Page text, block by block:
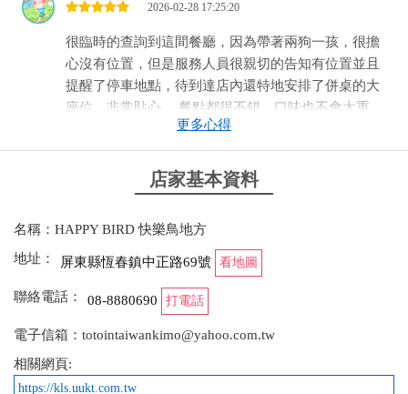
2026-02-28 17:25:20
很臨時的查詢到這間餐廳，因為帶著兩狗一孩，很擔
心沒有位置，但是服務人員很親切的告知有位置並且
提醒了停車地點，待到達店內還特地安排了併桌的大
座位，非常貼心。 餐點都很不錯，口味也不會太重，
小朋友吃也很適合，過程中服務人員都很親切，還推
薦我們合適的景點，非常非常推薦有寵物有小孩的遊
客來訪。還有寵物餐很好吃，小孩跟大人都偷吃好幾
2025-12-23 19:29:59
為只是好拍，沒想到餐點更是令人驚艷！特別推薦本
月主廚推薦「巴薩醋野菇蜜糖鴨胸義大利麵」肉質紮
實多汁，每一口都能感受到主廚的用心。老宅改建的
更多心得
店家基本資料
名稱：HAPPY BIRD 快樂鳥地方
地址：
屏東縣恆春鎮中正路69號 看地圖
聯絡電話： 08-8880690 打電話
電子信箱：totointaiwankimo@yahoo.com.tw
相關網頁:
https://kls.uukt.com.tw